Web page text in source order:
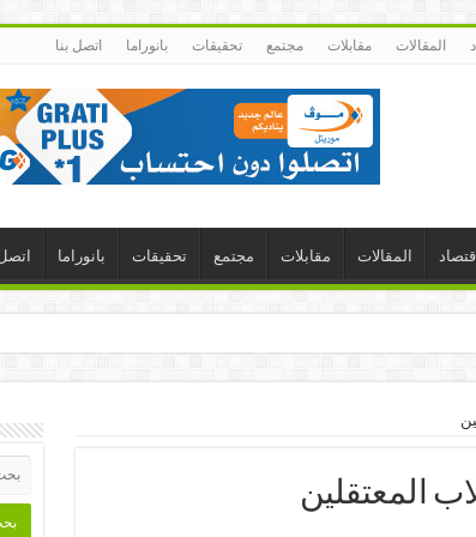
المقالات مقابلات مجتمع تحقيقات بانوراما اتصل بنا
المقالات مقابلات مجتمع تحقيقات بانوراما
المعتقلين